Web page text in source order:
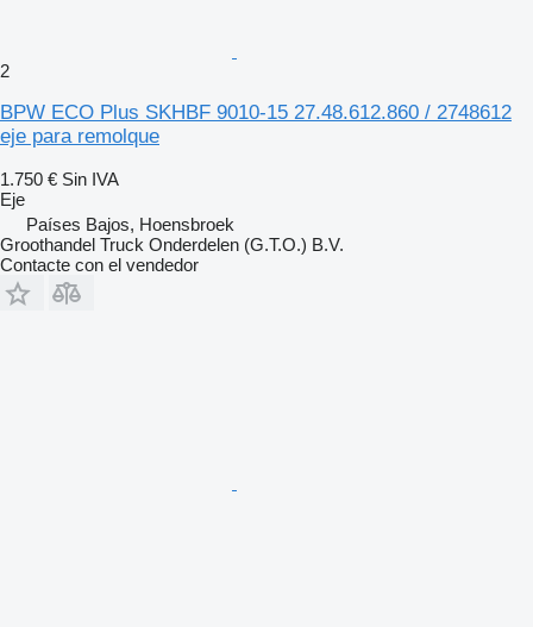
2
BPW ECO Plus SKHBF 9010-15 27.48.612.860 / 2748612
eje para remolque
1.750 € Sin IVA
Eje
Países Bajos, Hoensbroek
Groothandel Truck Onderdelen (G.T.O.) B.V.
Contacte con el vendedor